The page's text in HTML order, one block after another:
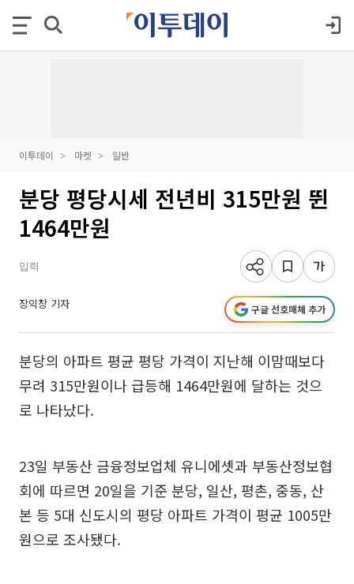
이투데이 마켓 일반
분당 평당시세 전년비 315만원 뛴
1464만원
입력
장익창 기자 구글 선호매체 추가
분당의 아파트 평균 평당 가격이 지난해 이맘때보다
무려 315만원이나 급등해 1464만원에 달하는 것으
로 나타났다.
23일 부동산 금융정보업체 유니에셋과 부동산정보협
회에 따르면 20일을 기준 분당, 일산, 평촌, 중동, 산
본 등 5대 신도시의 평당 아파트 가격이 평균 1005만
원으로 조사됐다.